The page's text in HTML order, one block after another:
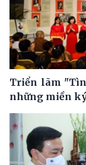
Triển lãm
những miền